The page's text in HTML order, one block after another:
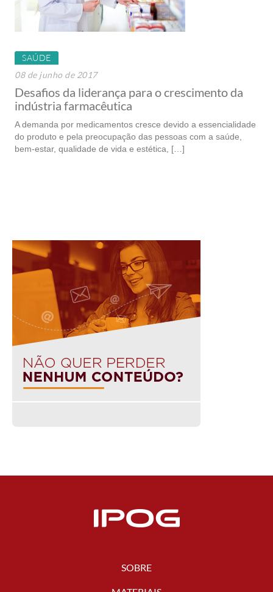
SAÚDE
08 de junho de 2017
Desafios da liderança para o crescimento da
indústria farmacêutica
A demanda por medicamentos cresce devido a essencialidade
do produto e pela preocupação das pessoas com a saúde,
bem-estar, qualidade de vida e estética, […]
SOBRE